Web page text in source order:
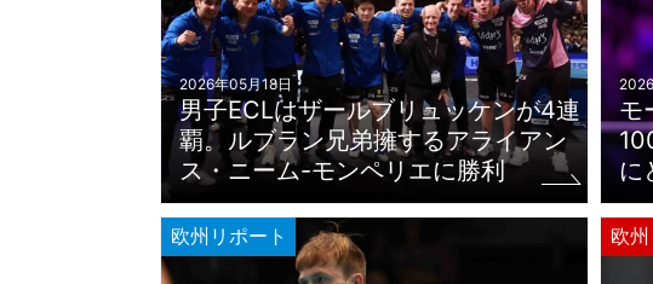
2026年05月18日
男子ECLはザールブリュッケンが4連
覇。ルブラン兄弟擁するアライアン
ス・ニーム-モンペリエに勝利
モ
に
欧州リポート 欧